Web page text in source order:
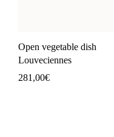
Open vegetable dish
Louveciennes
281,00€